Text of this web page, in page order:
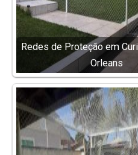
Redes de Proteção em
Orleans